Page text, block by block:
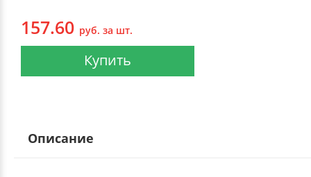
157.60 руб. за шт.
Купить
Описание